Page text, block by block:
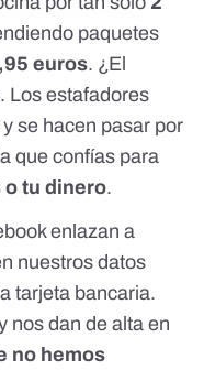
paquetes
euros. ¿El
. Los estafadores
se hacen pasar por
que confías para
o tu dinero.
enlazan a
nuestros datos
tarjeta bancaria.
nos dan de alta en
no hemos